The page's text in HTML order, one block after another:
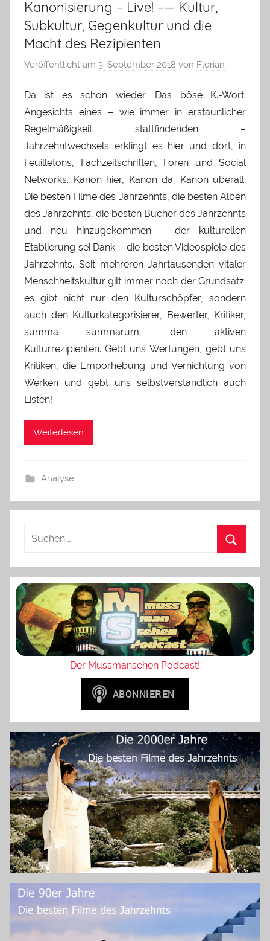
Kanonisierung – Live! –— Kultur,
Subkultur, Gegenkultur und die
Macht des Rezipienten
Veröffentlicht am 3. September 2018 von Florian
Da ist es schon wieder. Das böse K.-Wort.
Angesichts eines – wie immer in erstaunlicher
Regelmäßigkeit stattfindenden –
Jahrzehntwechsels erklingt es hier und dort, in
Feuilletons, Fachzeitschriften, Foren und Social
Networks. Kanon hier, Kanon da, Kanon überall:
Die besten Filme des Jahrzehnts, die besten Alben
des Jahrzehnts, die besten Bücher des Jahrzehnts
und neu hinzugekommen – der kulturellen
Etablierung sei Dank – die besten Videospiele des
Jahrzehnts. Seit mehreren Jahrtausenden vitaler
Menschheitskultur gilt immer noch der Grundsatz:
es gibt nicht nur den Kulturschöpfer, sondern
auch den Kulturkategorisierer, Bewerter, Kritiker,
summa summarum, den aktiven
Kulturrezipienten. Gebt uns Wertungen, gebt uns
Kritiken, die Emporhebung und Vernichtung von
Werken und gebt uns selbstverständlich auch
Listen!
Weiterlesen
Analyse
Der Mussmansehen Podcast!